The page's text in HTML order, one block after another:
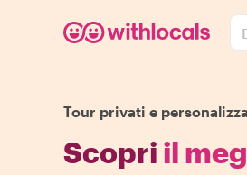
Tour privati e
Scopri il